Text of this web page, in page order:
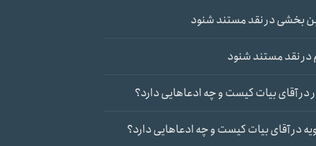
بخشیدرنقد مستند شنود
درنقد مستند شنود
درآقای بیات کیست و چه ادعاهایی دارد؟
درآقای بیات کیست و چه ادعاهایی دارد؟